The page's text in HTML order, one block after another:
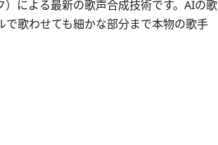
による最新の歌声合成技術です。AIの歌
歌わせても細かな部分まで本物の歌手